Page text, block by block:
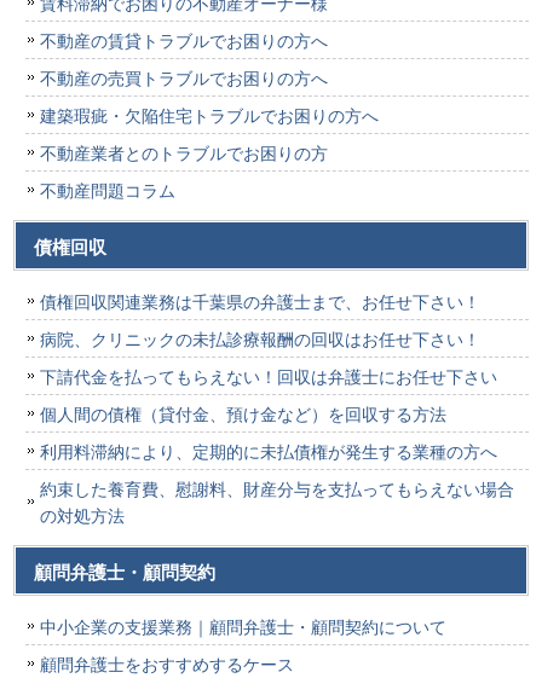
不動産の賃貸トラブルでお困りの方へ
不動産の売買トラブルでお困りの方へ
建築瑕疵・欠陥住宅トラブルでお困りの方へ
不動産業者とのトラブルでお困りの方
不動産問題コラム
債権回収
債権回収関連業務は千葉県の弁護士まで、お任せ下さい！
病院、クリニックの未払診療報酬の回収はお任せ下さい！
下請代金を払ってもらえない！回収は弁護士にお任せ下さい
個人間の債権（貸付金、預け金など）を回収する方法
利用料滞納により、定期的に未払債権が発生する業種の方へ
約束した養育費、慰謝料、財産分与を支払ってもらえない場合
の対処方法
顧問弁護士・顧問契約
中小企業の支援業務｜顧問弁護士・顧問契約について
顧問弁護士をおすすめするケース